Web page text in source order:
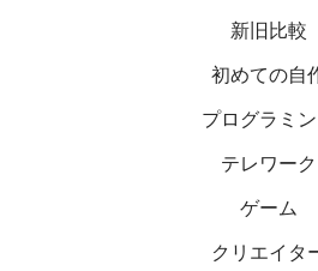
新旧比較
初めての自
プログラミ
テレワーク
ゲーム
クリエイタ